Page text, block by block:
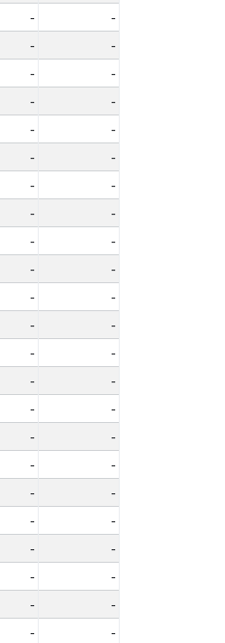
-
-
-
-
-
-
-
-
-
-
-
-
-
-
-
-
-
-
-
-
-
-
-
-
-
-
-
-
-
-
-
-
-
-
-
-
-
-
-
-
-
-
-
-
-
-